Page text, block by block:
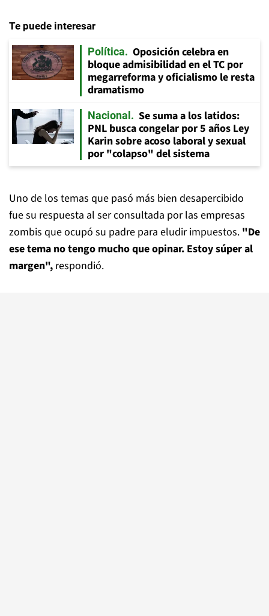
Te puede interesar
Política
Oposición celebra en
bloque admisibilidad en el TC por
megarreforma y oficialismo le resta
dramatismo
Nacional
Se suma a los latidos:
PNL busca congelar por 5 años Ley
Karin sobre acoso laboral y sexual
por "colapso" del sistema
Uno de los temas que pasó más bien desapercibido
fue su respuesta al ser consultada por las empresas
zombis que ocupó su padre para eludir impuestos. "De
ese tema no tengo mucho que opinar. Estoy súper al
margen", respondió.